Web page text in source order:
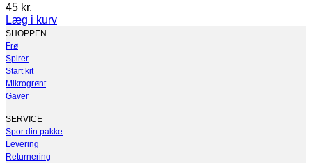
45 kr.
Læg i kurv
Dette
vare
har
flere
varianter.
Mulighederne
vælges
på
varesiden
SHOPPEN
Frø
Spirer
Start kit
Mikrogrønt
Gaver
SERVICE
Spor din pakke
Levering
Returnering